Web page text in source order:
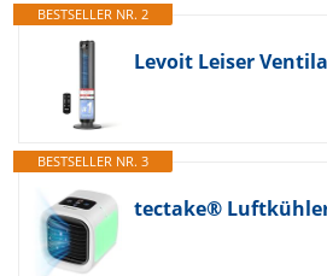
BESTSELLER NR. 2
BESTSELLER NR. 3